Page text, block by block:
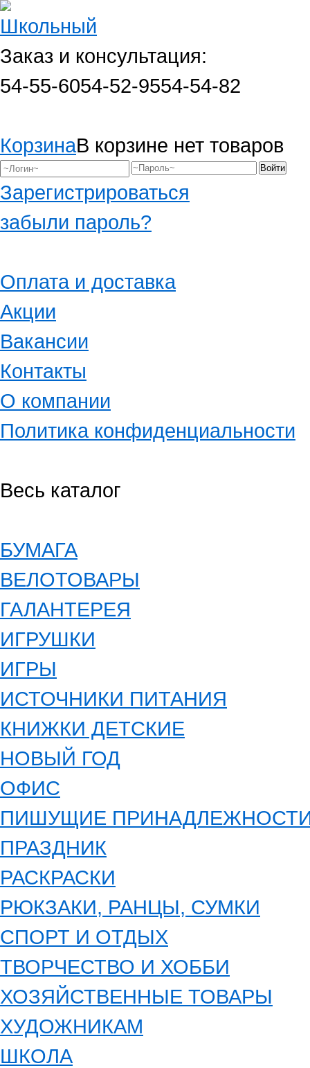
Заказ и консультация:
54-55-6054-52-9554-54-82
КорзинаВ корзине нет товаров
Зарегистрироваться
забыли пароль?
Оплата и доставка
Акции
Вакансии
Контакты
О компании
Политика конфиденциальности
Весь каталог
БУМАГА
ВЕЛОТОВАРЫ
ГАЛАНТЕРЕЯ
ИГРУШКИ
ИГРЫ
ИСТОЧНИКИ ПИТАНИЯ
КНИЖКИ ДЕТСКИЕ
НОВЫЙ ГОД
ОФИС
ПИШУЩИЕ
ПРАЗДНИК
РАСКРАСКИ
РЮКЗАКИ, РАНЦЫ, СУМКИ
СПОРТ И ОТДЫХ
ТВОРЧЕСТВО И ХОББИ
ХОЗЯЙСТВЕННЫЕ ТОВАРЫ
ХУДОЖНИКАМ
ШКОЛА